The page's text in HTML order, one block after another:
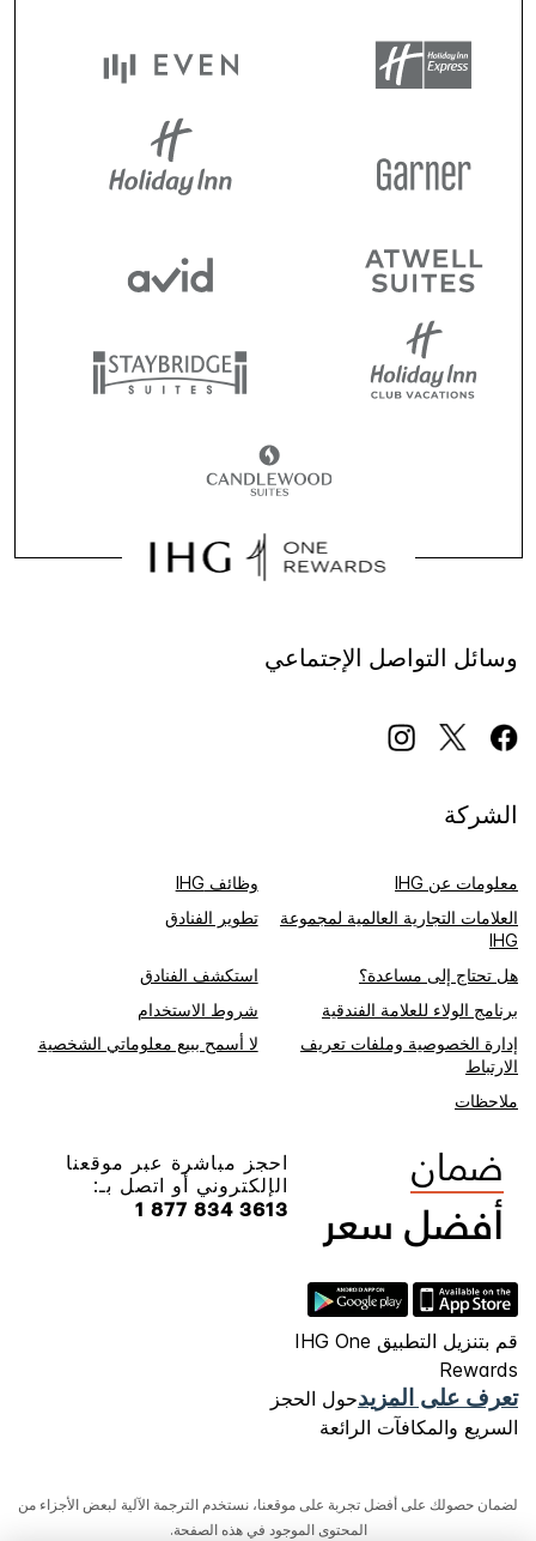
وسائل التواصل الإجتماعي
الشركة
معلومات عن IHG
وظائف IHG
العلامات التجارية العالمية لمجموعة
IHG
تطوير الفنادق
هل تحتاج إلى مساعدة؟
استكشف الفنادق
برنامج الولاء للعلامة الفندقية
شروط الاستخدام
إدارة الخصوصية وملفات تعريف
الارتباط
لا أسمح ببيع معلوماتي الشخصية
ملاحظات
احجز مباشرة عبر موقعنا
الإلكتروني أو اتصل بـ:
1 877 834 3613
قم بتنزيل التطبيق IHG One
Rewards
تعرف على المزيدحول الحجز
السريع والمكافآت الرائعة
لضمان حصولك على أفضل تجربة على موقعنا، نستخدم الترجمة الآلية لبعض الأجزاء من
المحتوى الموجود في هذه الصفحة.